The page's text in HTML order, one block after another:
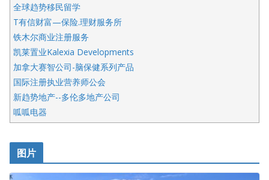
全球趋势移民留学
T有信财富—保险.理财服务所
铁木尔商业注册服务
凯莱置业Kalexia Developments
加拿大赛智公司-脑保健系列产品
国际注册执业营养师公会
新趋势地产--多伦多地产公司
呱呱电器
开明车行KS CAR SALES & SERVICE
皇后金融集团
铁木尔商业注册服务
图片